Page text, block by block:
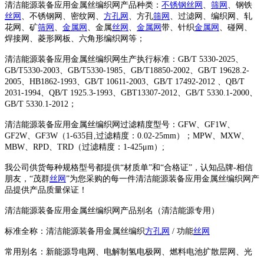
清洁能源装备应用金属丝编织网产品种类： 不锈钢丝网 、 筛网 、钢铁
丝网 、不锈钢网、密纹网、 方孔网 、方孔筛网 、过滤网、编织网、轧
花网、矿筛网 、 金属网 、金属丝网 、 金属网 带、针织金属网 、碰网、
焊接网、菱形网板、六角形编织网等；
清洁能源装备应用金属丝编织网生产执行标准：GB/T 5330-2025、
GB/T5330-2003、GB/T5330-1985、GB/T18850-2002、GB/T 19628.2-
2005、HB1862-1993、GB/T 10611-2003、GB/T 17492-2012 、QB/T
2031-1994、QB/T 1925.3-1993、GBT13307-2012、GB/T 5330.1-2000、
GB/T 5330.1-2012；
清洁能源装备应用金属丝编织网过滤精度型号：GFW、GF1W、
GF2W、GF3W（1-635目,过滤精度：0.02-25mm）；MPW、MXW、
MBW、RPD、TRD（过滤精度：1-425μm）;
我公司供货每种规格型号都提供“材质单”和“合格证”，认知品牌-相信
朋友，“茂群丝网 ”为您采购的每一件清洁能源装备应用金属丝编织网产
品提供产品质量保证！
清洁能源装备应用金属丝编织网产品别名（清洁能源专用）
标准全称：清洁能源装备用金属丝编织方孔网 / 功能丝网
常用别名：新能源导电网、电解制氢电极网、燃料电池扩散层网、光